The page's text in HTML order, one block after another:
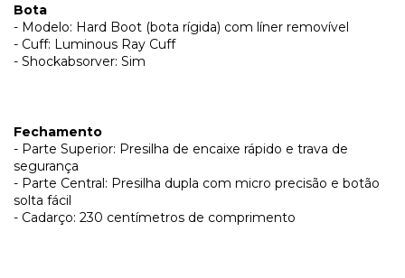
Bota
- Modelo: Hard Boot (bota rígida) com líner removível
- Cuff: Luminous Ray Cuff
- Shockabsorver: Sim
Fechamento
- Parte Superior: Presilha de encaixe rápido e trava de
segurança
- Parte Central: Presilha dupla com micro precisão e botão
solta fácil
- Cadarço: 230 centímetros de comprimento